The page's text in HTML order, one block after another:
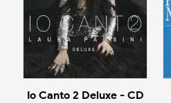
Io Canto 2 Deluxe - CD